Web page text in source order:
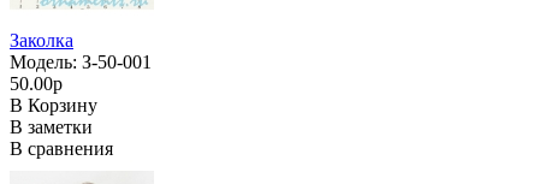
Заколка
Модель: З-50-001
50.00р
В Корзину
В заметки
В сравнения